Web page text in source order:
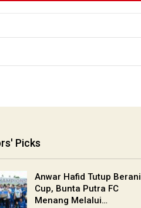
Picks
Anwar Hafid Tutup Berani
Cup, Bunta Putra FC
Menang Melalui…